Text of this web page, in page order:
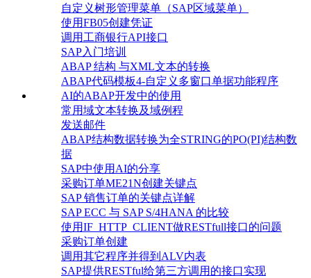
自定义树形管理菜单（SAP区域菜单）
使用FB05创建凭证
调用工商银行API接口
SAP入门培训
ABAP 结构 与XML文本的转换
ABAP代码模板4-自定义多窗口单据功能程序
AI的ABAP开发中的使用
常用域文本转换及域例程
发送邮件
ABAP结构数据转换为全STRING的PO(PI)结构数
据
SAP中使用AI的分享
采购订单ME21N创建关键点
SAP 销售订单的关键点详解
SAP ECC 与 SAP S/4HANA 的比较
使用IF_HTTP_CLIENT做RESTfull接口的问题
采购订单创建
调用其它程序并得到ALV内表
SAP提供RESTful给第三方调用的接口实现